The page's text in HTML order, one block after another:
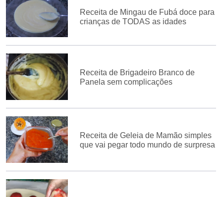
Receita de Mingau de Fubá doce para
crianças de TODAS as idades
Receita de Brigadeiro Branco de
Panela sem complicações
Receita de Geleia de Mamão simples
que vai pegar todo mundo de surpresa